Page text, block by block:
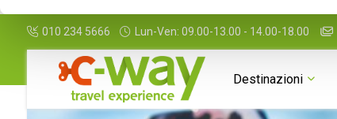
010 234 5666 Lun-Ven: 09.00-13.00 - 14.00-18.00
Destinazioni
Galleria Informazioni Da sapere